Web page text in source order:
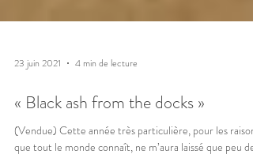
23 juin 2021 4 min de lecture
« Black ash from the docks »